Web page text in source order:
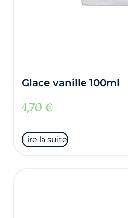
Glace vanille 100ml
1,70 €
Lire la suite